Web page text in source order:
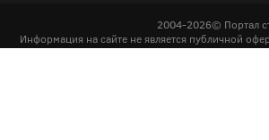
2004-2026© Портал
Информация на сайте не является публичной